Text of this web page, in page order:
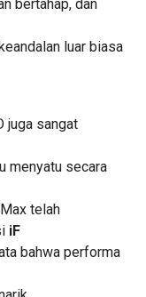
bertahap, dan
luar biasa
juga sangat
menyatu secara
telah
iF
bahwa performa